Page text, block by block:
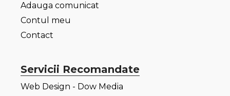
Adauga comunicat
Contul meu
Contact
Servicii Recomandate
Web Design - Dow Media